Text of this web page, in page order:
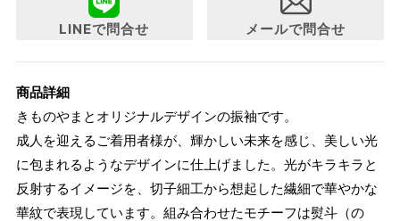
LINEで問合せ メールで問合せ
商品詳細
きものやまとオリジナルデザインの振袖です。
成人を迎えるご着用者様が、輝かしい未来を感じ、美しい光
に包まれるようなデザインに仕上げました。光がキラキラと
反射するイメージを、切子細工から想起した繊細で華やかな
華紋で表現しています。組み合わせたモチーフは熨斗（の